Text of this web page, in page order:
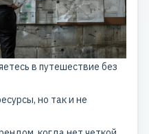
в путешествие без
но так и не